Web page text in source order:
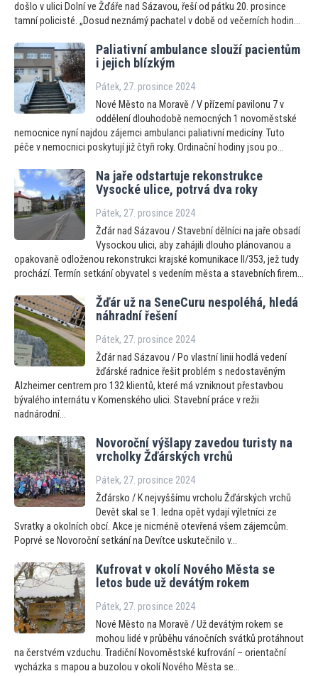
došlo v ulici Dolní ve Žďáře nad Sázavou, řeší od pátku 20. prosince
tamní policisté. „Dosud neznámý pachatel v době od večerních hodin...
Paliativní ambulance slouží pacientům
i jejich blízkým
Pátek, 27. prosince 2024
Nové Město na Moravě / V přízemí pavilonu 7 v
oddělení dlouhodobě nemocných 1 novoměstské
nemocnice nyní najdou zájemci ambulanci paliativní medicíny. Tuto
péče v nemocnici poskytují již čtyři roky. Ordinační hodiny jsou po...
Na jaře odstartuje rekonstrukce
Vysocké ulice, potrvá dva roky
Pátek, 27. prosince 2024
Žďár nad Sázavou / Stavební dělníci na jaře obsadí
Vysockou ulici, aby zahájili dlouho plánovanou a
opakovaně odloženou rekonstrukci krajské komunikace II/353, jež tudy
prochází. Termín setkání obyvatel s vedením města a stavebních firem...
Žďár už na SeneCuru nespoléhá, hledá
náhradní řešení
Pátek, 27. prosince 2024
Žďár nad Sázavou / Po vlastní linii hodlá vedení
žďárské radnice řešit problém s nedostavěným
Alzheimer centrem pro 132 klientů, které má vzniknout přestavbou
bývalého internátu v Komenského ulici. Stavební práce v režii
nadnárodní...
Novoroční výšlapy zavedou turisty na
vrcholky Žďárských vrchů
Pátek, 27. prosince 2024
Žďársko / K nejvyššímu vrcholu Žďárských vrchů
Devět skal se 1. ledna opět vydají výletníci ze
Svratky a okolních obcí. Akce je nicméně otevřená všem zájemcům.
Poprvé se Novoroční setkání na Devítce uskutečnilo v...
Kufrovat v okolí Nového Města se
letos bude už devátým rokem
Pátek, 27. prosince 2024
Nové Město na Moravě / Už devátým rokem se
mohou lidé v průběhu vánočních svátků protáhnout
na čerstvém vzduchu. Tradiční Novoměstské kufrování – orientační
vycházka s mapou a buzolou v okolí Nového Města se...